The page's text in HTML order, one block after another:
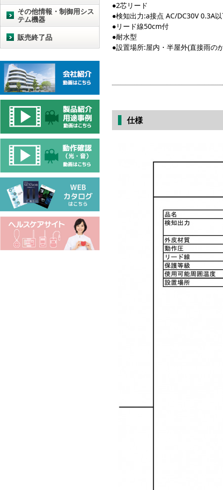
●2芯リード
●検知出力:a接点 AC/DC30V 0.3A
●リード線50cm付
●耐水型
●設置場所:屋内・半屋外(直接雨の
仕様
その他情報・制御用シス
テム機器
販売終了品